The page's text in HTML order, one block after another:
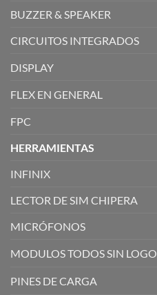
BUZZER & SPEAKER
CIRCUITOS INTEGRADOS
DISPLAY
FLEX EN GENERAL
FPC
HERRAMIENTAS
INFINIX
LECTOR DE SIM CHIPERA
MICRÓFONOS
MODULOS TODOS SIN LOGO
PINES DE CARGA